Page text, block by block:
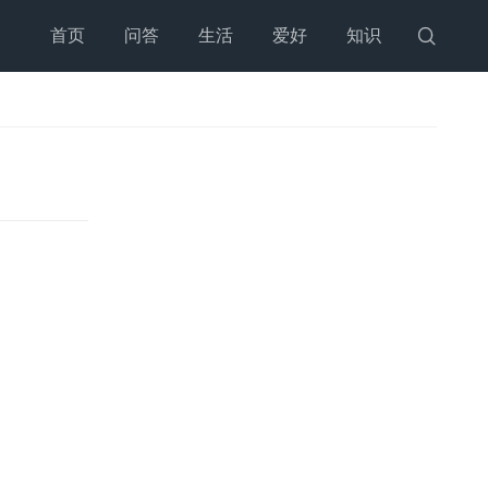

首页 问答 生活 爱好 知识